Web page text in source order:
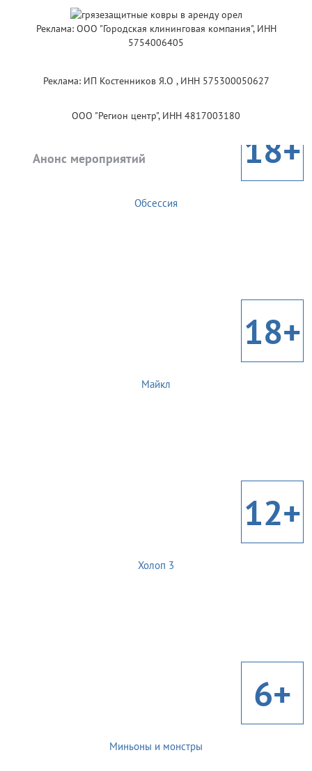
Реклама: ООО "Городская клининговая компания", ИНН
5754006405
Реклама: ИП Костенников Я.О , ИНН 575300050627
ООО "Регион центр", ИНН 4817003180
Анонс мероприятий 18+
Обсессия
18+
Майкл
12+
Холоп 3
6+
Миньоны и монстры